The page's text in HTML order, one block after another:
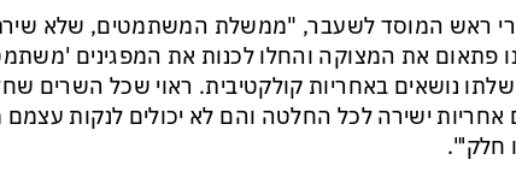
ראש המוסד לשעבר, "ממשלת המשתמטים, שלא
פתאום את המצוקה והחלו לכנות את המפגינים
נושאים באחריות קולקטיבית. ראוי שכל השרים
אחריות ישירה לכל החלטה והם לא יכולים לנקות
חלק'".